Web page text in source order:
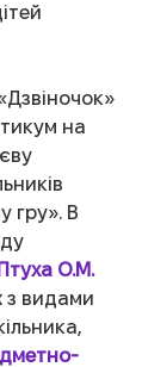
на
гру». В
Птуха О.М.
з видами